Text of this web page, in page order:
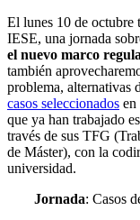
El lunes 10 de octubre
IESE, una jornada
el nuevo marco
también
problema, alternativas
casos seleccionados en
que ya han trabajado
través de sus TFG
de Máster), con la
universidad.
Jornada: Casos